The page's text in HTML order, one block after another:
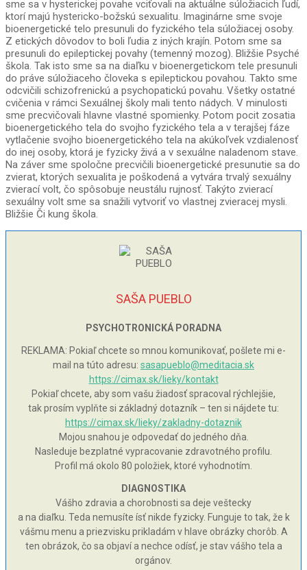
sme sa v hysterickej povahe vciťovali na aktuálne súložiacich ľudí,
ktorí majú hystericko-božskú sexualitu. Imaginárne sme svoje
bioenergetické telo presunuli do fyzického tela súložiacej osoby.
Z etických dôvodov to boli ľudia z iných krajín. Potom sme sa
presunuli do epileptickej povahy (temenný mozog). Bližšie Psyché
škola. Tak isto sme sa na diaľku v bioenergetickom tele presunuli
do práve súložiaceho človeka s epileptickou povahou. Takto sme
odcvičili schizofrenickú a psychopatickú povahu. Všetky ostatné
cvičenia v rámci Sexuálnej školy mali tento nádych. V minulosti
sme precvičovali hlavne vlastné spomienky. Potom pocit zosatia
bioenergetického tela do svojho fyzického tela a v terajšej fáze
vytlačenie svojho bioenergetického tela na akúkoľvek vzdialenosť
do inej osoby, ktorá je fyzicky živá a v sexuálne naladenom stave.
Na záver sme spoločne precvičili bioenergetické presunutie sa do
zvierat, ktorých sexualita je poškodená a vytvára trvalý sexuálny
zvierací volt, čo spôsobuje neustálu rujnosť. Takýto zvierací
sexuálny volt sme sa snažili vytvoriť vo vlastnej zvieracej mysli.
Bližšie Či kung škola.
SAŠA PUEBLO
PSYCHOTRONICKÁ PORADNA
REKLAMA: Pokiaľ chcete so mnou komunikovať, pošlete mi e-
mail na túto adresu: sasapueblo@meditacia.sk
https://cimax.sk/lieky/kontakt
Pokiaľ chcete, aby som vašu žiadosť spracoval rýchlejšie,
tak prosím vyplňte si základný dotazník – ten si nájdete tu:
https://cimax.sk/lieky/zakladny-dotaznik
Mojou snahou je odpovedať do jedného dňa.
Nasleduje bezplatné vypracovanie zdravotného profilu.
Profil má okolo 80 položiek, ktoré vyhodnotím.
DIAGNOSTIKA
Vášho zdravia a chorobnosti sa deje veštecky
a na diaľku. Teda nemusíte ísť nikde fyzicky. Funguje to tak, že k
vášmu menu a priezvisku prikladám v hlave obrázky chorôb. A
ten obrázok, čo sa objaví a nechce odísť, je stav vášho tela a
orgánov.